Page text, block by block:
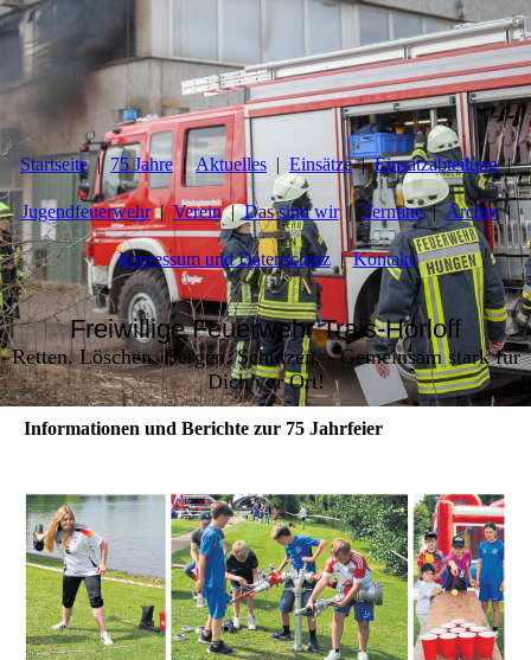
Startseite 75 Jahre Aktuelles Einsätze Einsatzabteilung
Jugendfeuerwehr Verein Das sind wir Termine Archiv
Impressum und Datenschutz Kontakt
Freiwillige Feuerwehr Trais-Horloff
Retten. Löschen. Bergen. Schützen. - Gemeinsam stark für
Dich vor Ort!
Informationen und Berichte zur 75 Jahrfeier